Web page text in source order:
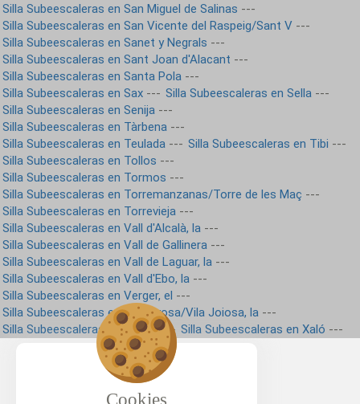
Cookies
Silla Subeescaleras en San Miguel de Salinas ---
Silla Subeescaleras en San Vicente del Raspeig/Sant V ---
Silla Subeescaleras en Sanet y Negrals ---
Silla Subeescaleras en Sant Joan d'Alacant ---
Silla Subeescaleras en Santa Pola ---
Silla Subeescaleras en Sax --- Silla Subeescaleras en Sella ---
Silla Subeescaleras en Senija ---
Silla Subeescaleras en Tàrbena ---
Silla Subeescaleras en Teulada --- Silla Subeescaleras en Tibi ---
Silla Subeescaleras en Tollos ---
Silla Subeescaleras en Tormos ---
Silla Subeescaleras en Torremanzanas/Torre de les Maç ---
Silla Subeescaleras en Torrevieja ---
Silla Subeescaleras en Vall d'Alcalà, la ---
Silla Subeescaleras en Vall de Gallinera ---
Silla Subeescaleras en Vall de Laguar, la ---
Silla Subeescaleras en Vall d'Ebo, la ---
Silla Subeescaleras en Verger, el ---
Silla Subeescaleras en Villajoyosa/Vila Joiosa, la ---
Silla Subeescaleras en Villena--- Silla Subeescaleras en Xaló ---